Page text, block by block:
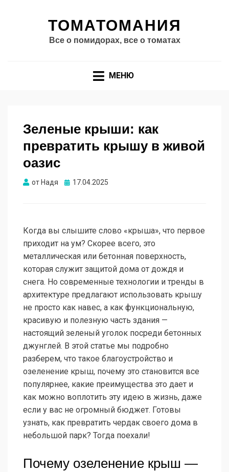
ТОМАТОМАНИЯ
Все о помидорах, все о томатах
МЕНЮ
Зеленые крыши: как
превратить крышу в живой
оазис
от Надя Опубликовано
17.04.2025
Когда вы слышите слово «крыша», что первое
приходит на ум? Скорее всего, это
металлическая или бетонная поверхность,
которая служит защитой дома от дождя и
снега. Но современные технологии и тренды в
архитектуре предлагают использовать крышу
не просто как навес, а как функциональную,
красивую и полезную часть здания —
настоящий зеленый уголок посреди бетонных
джунглей. В этой статье мы подробно
разберем, что такое благоустройство и
озеленение крыш, почему это становится все
популярнее, какие преимущества это дает и
как можно воплотить эту идею в жизнь, даже
если у вас не огромный бюджет. Готовы
узнать, как превратить чердак своего дома в
небольшой парк? Тогда поехали!
Почему озеленение крыш —